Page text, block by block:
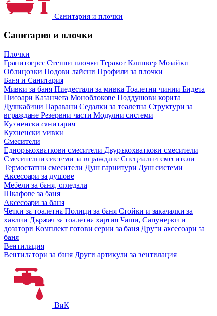
Санитария и плочки
Санитария и плочки
Плочки
Гранитогрес Стенни плочки Теракот Клинкер Мозайки
Облицовки Подови лайсни Профили за плочки
Баня и Санитария
Мивки за баня Пиедестали за мивка Тоалетни чинии Бидета
Писоари Казанчета Моноблокове Поддушови корита
Душкабини Паравани Седалки за тоалетна Структури за
вграждане Резервни части Модулни системи
Кухненска санитария
Кухненски мивки
Смесители
Едноръкохваткови смесители Двуръкохваткови смесители
Смесителни системи за вграждане Специални смесители
Термостатни смесители Душ гарнитури Душ системи
Аксесоари за душове
Мебели за баня, огледала
Шкафове за баня
Аксесоари за баня
Четки за тоалетна Полици за баня Стойки и закачалки за
хавлии Държач за тоалетна хартия Чаши, Сапунерки и
дозатори Комплект готови серии за баня Други аксесоари за
баня
Вентилация
Вентилатори за баня Други артикули за вентилация
ВиК